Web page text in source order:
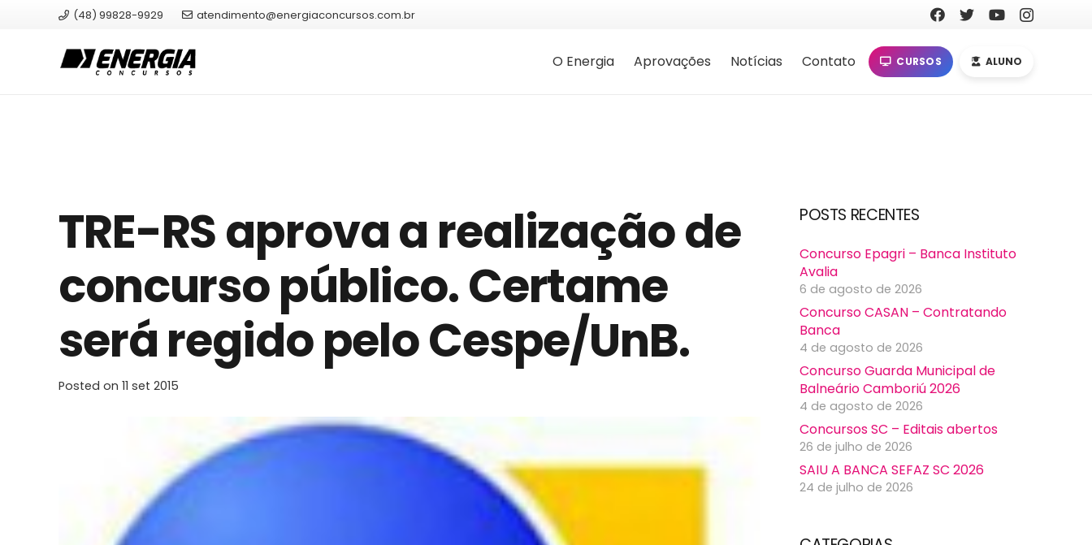
(48) 99828-9929 atendimento@energiaconcursos.com.br
O Energia Aprovações Notícias Contato CURSOS ALUNO
TRE-RS aprova a realização de
concurso público. Certame
será regido pelo Cespe/UnB.
Posted on 11 set 2015
POSTS RECENTES
Concurso Epagri – Banca Instituto
Avalia
6 de agosto de 2026
Concurso CASAN – Contratando
Banca
4 de agosto de 2026
Concurso Guarda Municipal de
Balneário Camboriú 2026
4 de agosto de 2026
Concursos SC – Editais abertos
26 de julho de 2026
SAIU A BANCA SEFAZ SC 2026
24 de julho de 2026